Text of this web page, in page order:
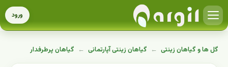
ورود
گل ها و گیاهان زینتی ← گیاهان زینتی آپارتمانی ← گیاهان پرطرفدار